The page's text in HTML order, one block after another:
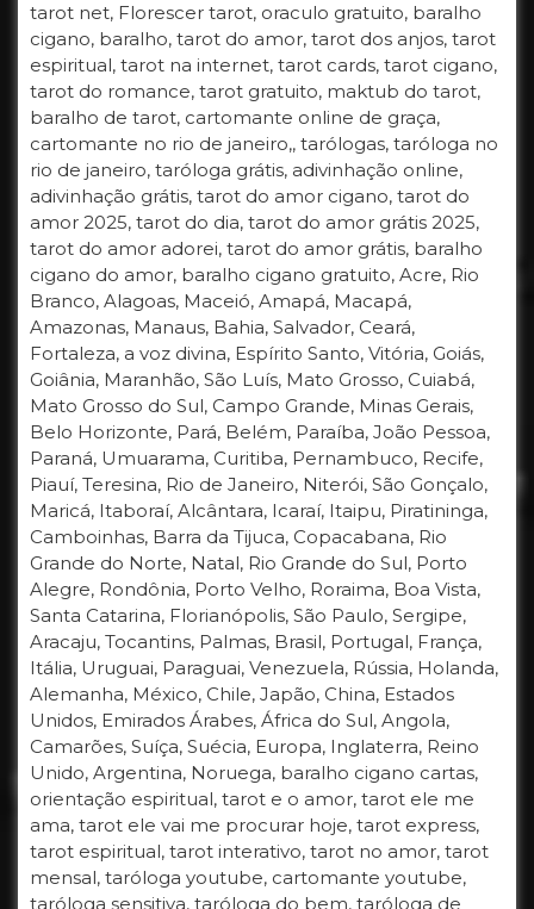
tarot net, Florescer tarot, oraculo gratuito, baralho
cigano, baralho, tarot do amor, tarot dos anjos, tarot
espiritual, tarot na internet, tarot cards, tarot cigano,
tarot do romance, tarot gratuito, maktub do tarot,
baralho de tarot, cartomante online de graça,
cartomante no rio de janeiro,, tarólogas, taróloga no
rio de janeiro, taróloga grátis, adivinhação online,
adivinhação grátis, tarot do amor cigano, tarot do
amor 2025, tarot do dia, tarot do amor grátis 2025,
tarot do amor adorei, tarot do amor grátis, baralho
cigano do amor, baralho cigano gratuito, Acre, Rio
Branco, Alagoas, Maceió, Amapá, Macapá,
Amazonas, Manaus, Bahia, Salvador, Ceará,
Fortaleza, a voz divina, Espírito Santo, Vitória, Goiás,
Goiânia, Maranhão, São Luís, Mato Grosso, Cuiabá,
Mato Grosso do Sul, Campo Grande, Minas Gerais,
Belo Horizonte, Pará, Belém, Paraíba, João Pessoa,
Paraná, Umuarama, Curitiba, Pernambuco, Recife,
Piauí, Teresina, Rio de Janeiro, Niterói, São Gonçalo,
Maricá, Itaboraí, Alcântara, Icaraí, Itaipu, Piratininga,
Camboinhas, Barra da Tijuca, Copacabana, Rio
Grande do Norte, Natal, Rio Grande do Sul, Porto
Alegre, Rondônia, Porto Velho, Roraima, Boa Vista,
Santa Catarina, Florianópolis, São Paulo, Sergipe,
Aracaju, Tocantins, Palmas, Brasil, Portugal, França,
Itália, Uruguai, Paraguai, Venezuela, Rússia, Holanda,
Alemanha, México, Chile, Japão, China, Estados
Unidos, Emirados Árabes, África do Sul, Angola,
Camarões, Suíça, Suécia, Europa, Inglaterra, Reino
Unido, Argentina, Noruega, baralho cigano cartas,
orientação espiritual, tarot e o amor, tarot ele me
ama, tarot ele vai me procurar hoje, tarot express,
tarot espiritual, tarot interativo, tarot no amor, tarot
mensal, taróloga youtube, cartomante youtube,
taróloga sensitiva, taróloga do bem, taróloga de